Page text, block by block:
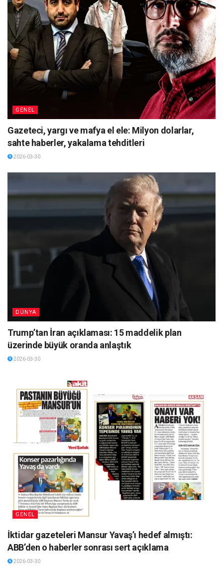
GENEL
Gazeteci, yargı ve mafya el ele: Milyon dolarlar,
sahte haberler, yakalama tehditleri
2026-03-30
DÜNYA
Trump’tan İran açıklaması: 15 maddelik plan
üzerinde büyük oranda anlaştık
2026-03-30
GENEL
İktidar gazeteleri Mansur Yavaş’ı hedef almıştı:
ABB’den o haberler sonrası sert açıklama
2026-03-30